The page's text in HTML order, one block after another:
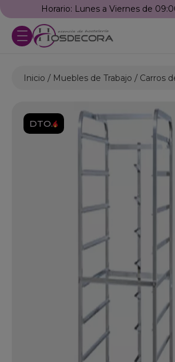
Horario: Lunes a Viernes de
Inicio Muebles de Trabajo Carros
DTO.